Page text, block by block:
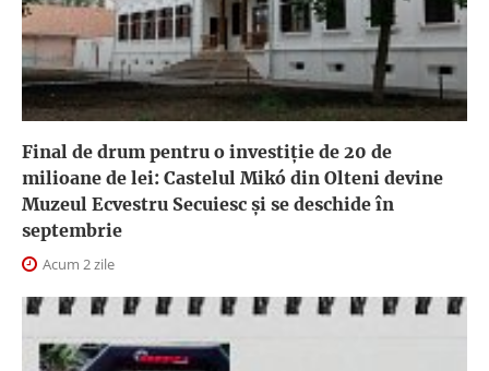
Final de drum pentru o investiție de 20 de
milioane de lei: Castelul Mikó din Olteni devine
Muzeul Ecvestru Secuiesc și se deschide în
septembrie
Acum 2 zile